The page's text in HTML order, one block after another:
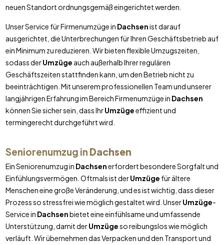
neuen Standort ordnungsgemäß eingerichtet werden.
Unser Service für Firmenumzüge in Dachsenist darauf
ausgerichtet, die Unterbrechungen für Ihren Geschäftsbetrieb auf
ein Minimum zu reduzieren. Wir bieten flexible Umzugszeiten,
sodass derUmzüge auch außerhalb Ihrer regulären
Geschäftszeiten stattfinden kann, um den Betrieb nicht zu
beeinträchtigen. Mit unserem professionellen Team und unserer
langjährigen Erfahrung im Bereich Firmenumzüge in Dachsen
können Sie sicher sein, dass IhrUmzügeeffizient und
termingerecht durchgeführt wird.
Seniorenumzug in Dachsen
Ein Seniorenumzug in Dachsenerfordert besondere Sorgfalt und
Einfühlungsvermögen. Oftmals ist derUmzüge für ältere
Menschen eine große Veränderung, und es ist wichtig, dass dieser
Prozess so stressfrei wie möglich gestaltet wird. UnserUmzüge-
Service in Dachsenbietet eine einfühlsame und umfassende
Unterstützung, damit derUmzügeso reibungslos wie möglich
verläuft. Wir übernehmen das Verpacken und den Transport und